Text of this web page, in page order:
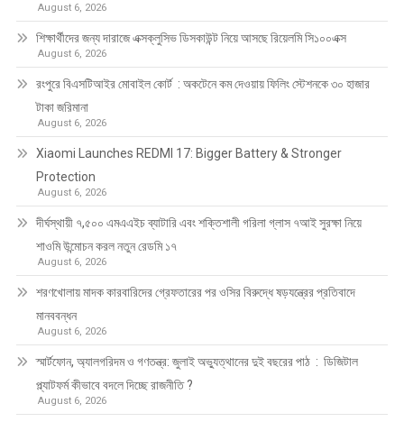
August 6, 2026
শিক্ষার্থীদের জন্য দারাজে এক্সক্লুসিভ ডিসকাউন্ট নিয়ে আসছে রিয়েলমি সি১০০এক্স
August 6, 2026
রংপুরে বিএসটিআইর মোবাইল কোর্ট : অকটেনে কম দেওয়ায় ফিলিং স্টেশনকে ৩০ হাজার
টাকা জরিমানা
August 6, 2026
Xiaomi Launches REDMI 17: Bigger Battery & Stronger
Protection
August 6, 2026
দীর্ঘস্থায়ী ৭,৫০০ এমএএইচ ব্যাটারি এবং শক্তিশালী গরিলা গ্লাস ৭আই সুরক্ষা নিয়ে
শাওমি উন্মোচন করল নতুন রেডমি ১৭
August 6, 2026
শরণখোলায় মাদক কারবারিদের গ্রেফতারের পর ওসির বিরুদ্ধে ষড়যন্ত্রের প্রতিবাদে
মানববন্ধন
August 6, 2026
স্মার্টফোন, অ্যালগরিদম ও গণতন্ত্র: জুলাই অভ্যুত্থানের দুই বছরের পাঠ : ডিজিটাল
প্ল্যাটফর্ম কীভাবে বদলে দিচ্ছে রাজনীতি ?
August 6, 2026